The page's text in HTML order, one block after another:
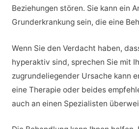
Beziehungen stören. Sie kann ein
Grunderkrankung sein, die eine
Wenn Sie den Verdacht haben,
hyperaktiv sind, sprechen Sie mit
zugrundeliegender Ursache kann
eine Therapie oder beides
auch an einen Spezialisten